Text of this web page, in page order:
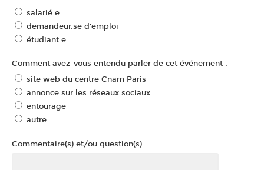
salarié.e
demandeur.se d'emploi
étudiant.e
Comment avez-vous entendu parler de cet événement :
site web du centre Cnam Paris
annonce sur les réseaux sociaux
entourage
autre
Commentaire(s) et/ou question(s)